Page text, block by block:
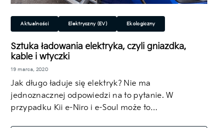
Aktualności Elektryczny (EV) Ekologiczny
Sztuka ładowania elektryka, czyli gniazdka,
kable i wtyczki
19 marca, 2020
Jak długo ładuje się elektryk? Nie ma
jednoznacznej odpowiedzi na to pytanie. W
przypadku Kii e-Niro i e-Soul może to…